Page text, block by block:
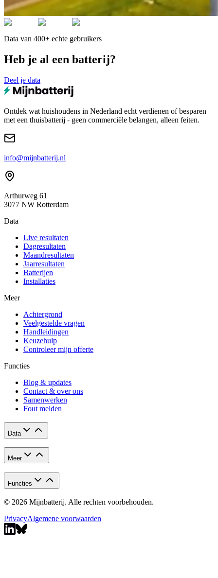
Data van 400+ echte gebruikers
Heb je al een batterij?
Deel je data
Ontdek wat huishoudens in Nederland echt verdienen of besparen
met een thuisbatterij - geen commerciële belangen, alleen feiten.
info@mijnbatterij.nl
Arthurweg 61
3077 NW Rotterdam
Data
Live resultaten
Dagresultaten
Maandresultaten
Jaarresultaten
Batterijen
Installaties
Meer
Achtergrond
Veelgestelde vragen
Handleidingen
Keuzehulp
Controleer mijn offerte
Functies
Blog & updates
Contact & over ons
Samenwerken
Fout melden
Data
Meer
Functies
© 2026 Mijnbatterij. Alle rechten voorbehouden.
PrivacyAlgemene voorwaarden